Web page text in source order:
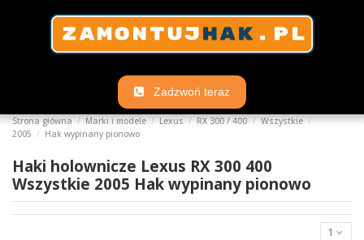
Zadzwoń teraz
Strona główna Marki i modele Lexus RX 300 / 400
Wszystkie
2005
Hak wypinany pionowo
Haki holownicze Lexus RX 300 400
Wszystkie 2005 Hak wypinany pionowo
1